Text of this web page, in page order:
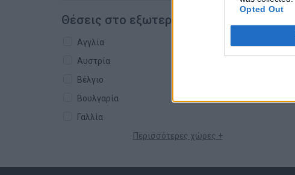
Opted Out
Θέσεις στο εξωτερικό
Αγγλία
Αυστρία
Βέλγιο
Βουλγαρία
Γαλλία
Περισσότερες χώρες +